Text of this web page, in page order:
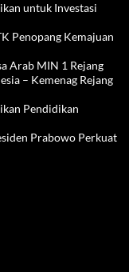
untuk Investasi
Penopang Kemajuan
Arab MIN 1 Rejang
– Kemenag Rejang
Pendidikan
Prabowo Perkuat